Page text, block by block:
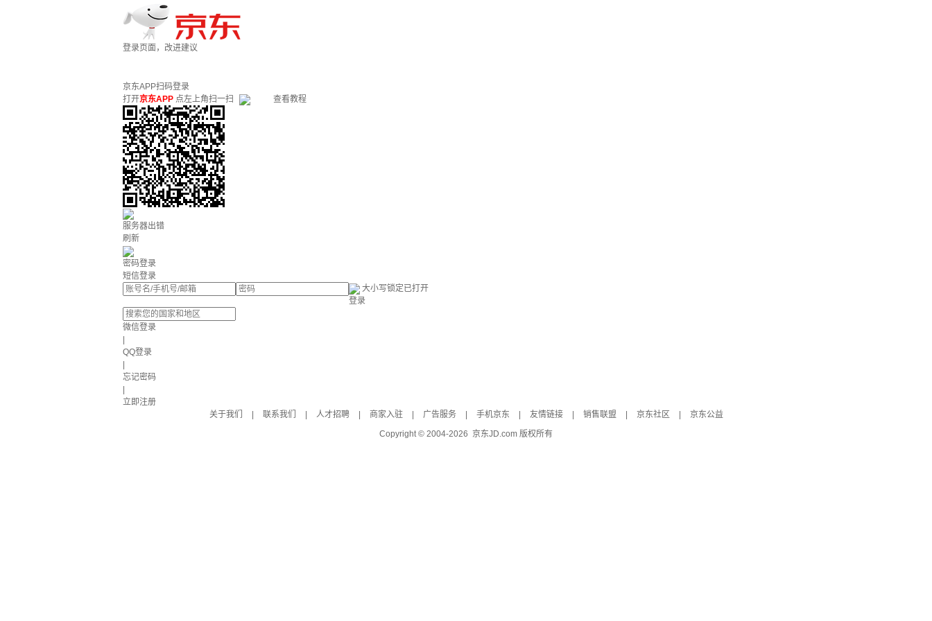
登录页面，改进建议
京东APP扫码登录
打开京东APP 点左上角扫一扫 查看教程
服务器出错
刷新
密码登录
短信登录
大小写锁定已打开
登录
微信登录
QQ登录
忘记密码
立即注册
关于我们
联系我们 人才招聘 商家入驻 广告服务 手机京东 友情链接 销售联盟 京东社区
京东公益
Copyright © 2004-2026 京东JD.com 版权所有